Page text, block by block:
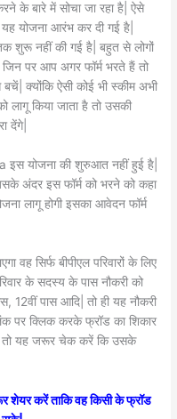
के बारे में सोचा जा रहा है| ऐसे
योजना आरंभ कर दी गई है|
शुरू नहीं की गई है| बहुत से लोगों
पर आप अगर फॉर्म भरते हैं तो
क्योंकि ऐसी कोई भी स्कीम अभी
लागू किया जाता है तो उसकी
देंगे|
योजना की शुरुआत नहीं हुई है|
अंदर इस फॉर्म को भरने को कहा
लागू होगी इसका आवेदन फॉर्म
वह सिर्फ बीपीएल परिवारों के लिए
के सदस्य के पास नौकरी को
12वीं पास आदि| तो ही यह नौकरी
पर क्लिक करके फ्रॉड का शिकार
तो यह जरूर चेक करें कि उसके
शेयर करें ताकि वह किसी के फ्रॉड